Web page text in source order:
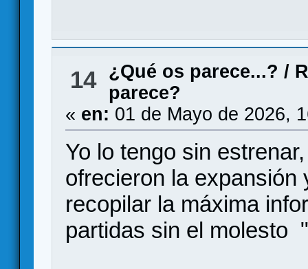
14 ¿Qué os parece...? /
parece?
« en: 01 de Mayo de 2026,
Yo lo tengo sin
ofrecieron la
recopilar la máxima
partidas sin el molesto